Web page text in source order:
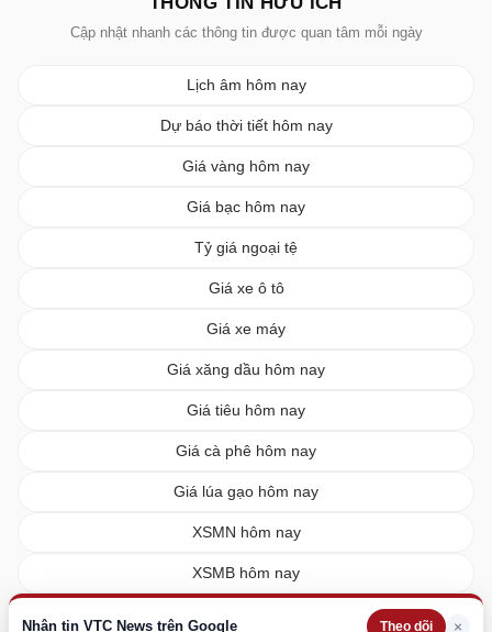
Nhận tin VTC News trên Google Theo dõi ×
Cập nhật nhanh các thông tin được quan tâm mỗi ngày
Lịch âm hôm nay
Dự báo thời tiết hôm nay
Giá vàng hôm nay
Giá bạc hôm nay
Tỷ giá ngoại tệ
Giá xe ô tô
Giá xe máy
Giá xăng dầu hôm nay
Giá tiêu hôm nay
Giá cà phê hôm nay
Giá lúa gạo hôm nay
XSMN hôm nay
XSMB hôm nay